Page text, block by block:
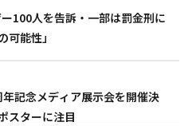
100人を告訴・一部は罰金刑に
可能性」
記念メディア展示会を開催決
スターに注目